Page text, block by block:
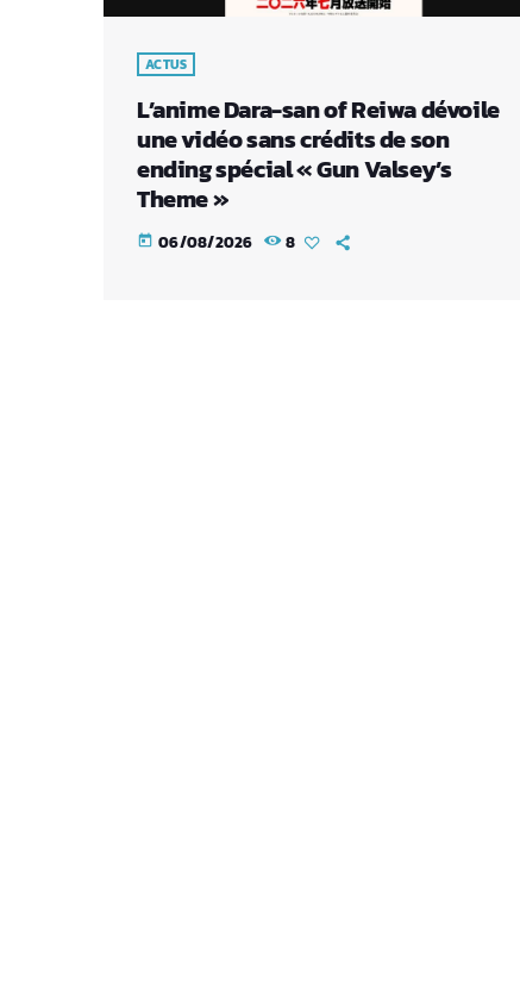
ACTUS
L’anime Dara-san of Reiwa dévoile
une vidéo sans crédits de son
ending spécial « Gun Valsey’s
Theme »
today 06/08/2026 8